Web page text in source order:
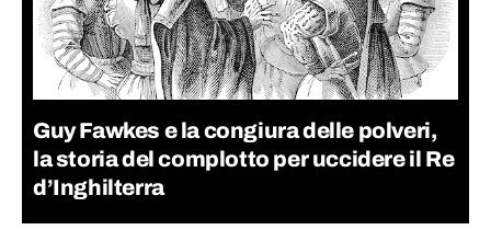
Guy Fawkes e la congiura delle polveri,
la storia del complotto per uccidere il Re
d’Inghilterra